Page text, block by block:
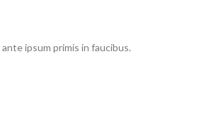
ipsum primis in faucibus.